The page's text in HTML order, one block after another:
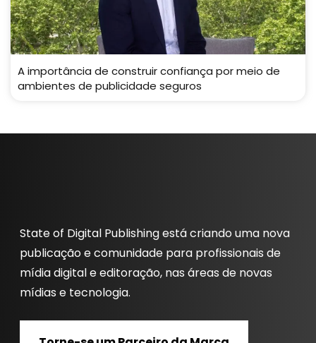
A importância de construir confiança por meio de
ambientes de publicidade seguros
State of Digital Publishing está criando uma nova
publicação e comunidade para profissionais de
mídia digital e editoração, nas áreas de novas
mídias e tecnologia.